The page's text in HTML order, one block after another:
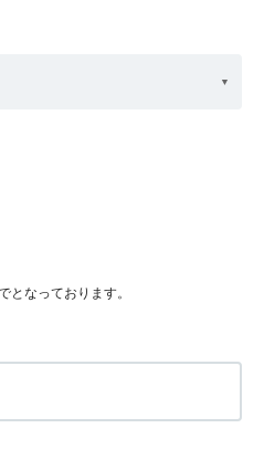
となっております。